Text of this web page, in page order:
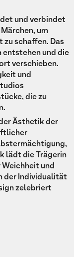
und verbindet
um
schaffen. Das
entstehen und die
verschieben.
und
die zu
Ästhetik der
lädt die Trägerin
und
der Individualität
zelebriert